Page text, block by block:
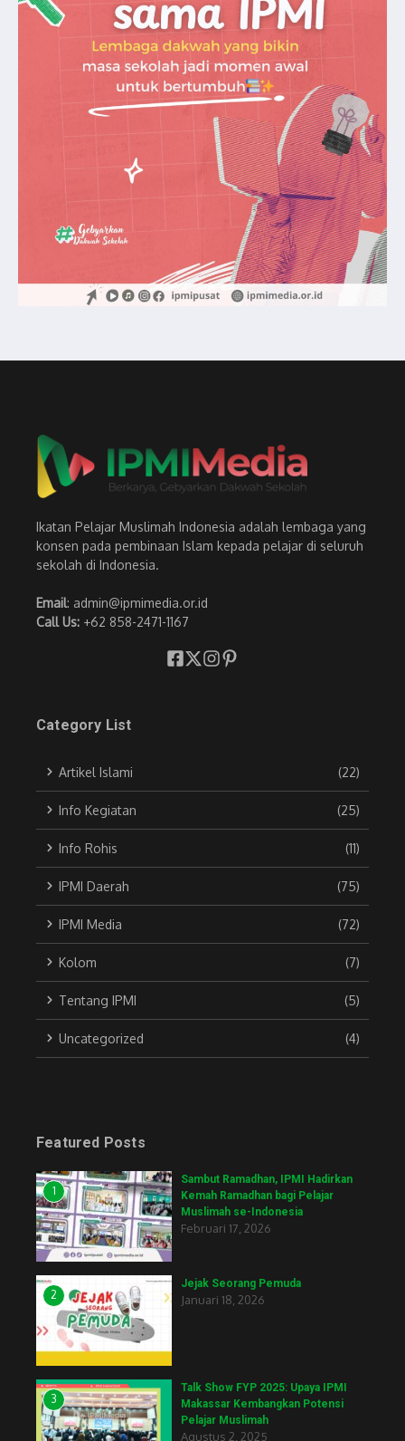
Ikatan Pelajar Muslimah Indonesia adalah lembaga yang
konsen pada pembinaan Islam kepada pelajar di seluruh
sekolah di Indonesia.
Email: admin@ipmimedia.or.id
Call Us: +62 858-2471-1167
Category List
Artikel Islami (22)
Info Kegiatan (25)
Info Rohis (11)
IPMI Daerah (75)
IPMI Media (72)
Kolom (7)
Tentang IPMI (5)
Uncategorized (4)
Featured Posts
1
Sambut Ramadhan, IPMI Hadirkan
Kemah Ramadhan bagi Pelajar
Muslimah se-Indonesia
Februari 17, 2026
2
Jejak Seorang Pemuda
Januari 18, 2026
3
Talk Show FYP 2025: Upaya IPMI
Makassar Kembangkan Potensi
Pelajar Muslimah
Agustus 2, 2025